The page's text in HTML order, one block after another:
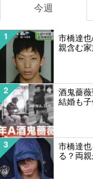
今週
1
市橋達
親含む
2
酒鬼薔
結婚も子
3
市橋達
る？両